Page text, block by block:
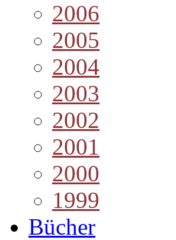
2006
2005
2004
2003
2002
2001
2000
1999
Bücher